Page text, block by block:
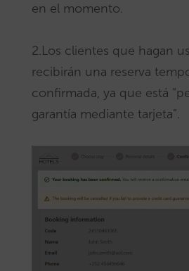
en el momento.
2.Los clientes que hagan
recibirán una reserva
confirmada, ya que está
garantía mediante tarjeta”.